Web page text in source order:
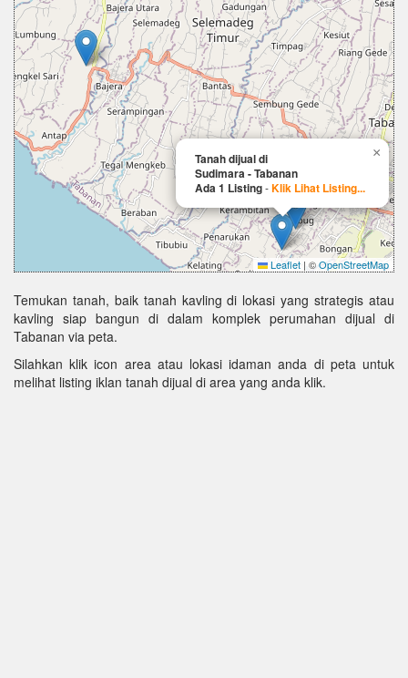
Tanah dijual di
Sudimara - Tabanan
Ada 1 Listing-Klik Lihat Listing...
×
Leaflet | ©OpenStreetMap
Temukan tanah, baik tanah kavling di lokasi yang strategis atau
kavling siap bangun di dalam komplek perumahan dijual di
Tabanan via peta.
Silahkan klik icon area atau lokasi idaman anda di peta untuk
melihat listing iklan tanah dijual di area yang anda klik.